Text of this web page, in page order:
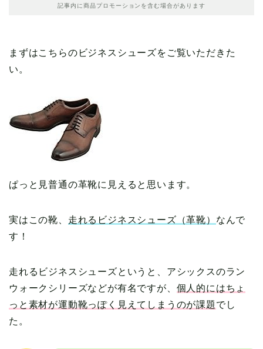
記事内に商品プロモーションを含む場合があります
まずはこちらのビジネスシューズをご覧いただきた
い。
ぱっと見普通の革靴に見えると思います。
実はこの靴、 走れるビジネスシューズ（革靴） なんで
す！
走れるビジネスシューズというと、アシックスのラン
ウォークシリーズなどが有名ですが、 個人的にはちょ
っと素材が運動靴っぽく見えてしまうのが課題 でし
た。